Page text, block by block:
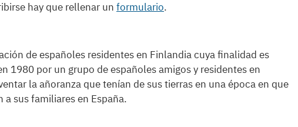
hay que rellenar un formulario.
de españoles residentes en Finlandia cuya finalidad es
1980 por un grupo de españoles amigos y residentes en
la añoranza que tenían de sus tierras en una época en que
a sus familiares en España.